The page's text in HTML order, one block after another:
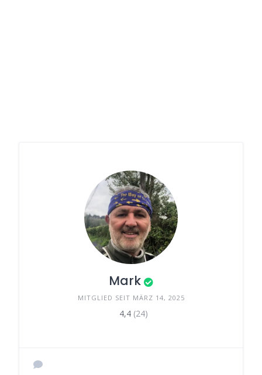
Mark
MITGLIED SEIT MÄRZ 14, 2025
4,4 (24)